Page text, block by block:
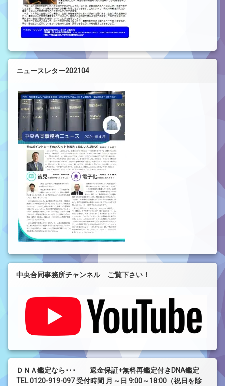
ニュースレター202104
中央合同事務所チャンネル ご覧下さい！
ＤＮＡ鑑定なら･･･ 返金保証+無料再鑑定付きDNA鑑定
TEL 0120-919-097 受付時間 月～日 9:00～18:00（祝日を除